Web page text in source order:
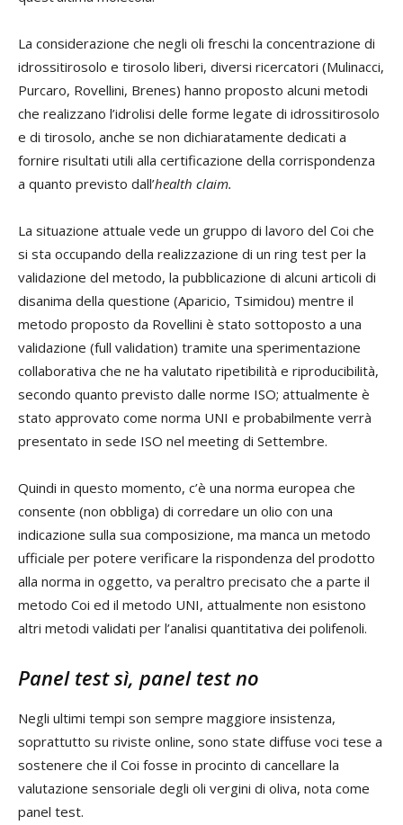
La considerazione che negli oli freschi la concentrazione di
idrossitirosolo e tirosolo liberi, diversi ricercatori (Mulinacci,
Purcaro, Rovellini, Brenes) hanno proposto alcuni metodi
che realizzano l’idrolisi delle forme legate di idrossitirosolo
e di tirosolo, anche se non dichiaratamente dedicati a
fornire risultati utili alla certificazione della corrispondenza
a quanto previsto dall’health claim.
La situazione attuale vede un gruppo di lavoro del Coi che
si sta occupando della realizzazione di un ring test per la
validazione del metodo, la pubblicazione di alcuni articoli di
disanima della questione (Aparicio, Tsimidou) mentre il
metodo proposto da Rovellini è stato sottoposto a una
validazione (full validation) tramite una sperimentazione
collaborativa che ne ha valutato ripetibilità e riproducibilità,
secondo quanto previsto dalle norme ISO; attualmente è
stato approvato come norma UNI e probabilmente verrà
presentato in sede ISO nel meeting di Settembre.
Quindi in questo momento, c’è una norma europea che
consente (non obbliga) di corredare un olio con una
indicazione sulla sua composizione, ma manca un metodo
ufficiale per potere verificare la rispondenza del prodotto
alla norma in oggetto, va peraltro precisato che a parte il
metodo Coi ed il metodo UNI, attualmente non esistono
altri metodi validati per l’analisi quantitativa dei polifenoli.
Panel test sì, panel test no
Negli ultimi tempi son sempre maggiore insistenza,
soprattutto su riviste online, sono state diffuse voci tese a
sostenere che il Coi fosse in procinto di cancellare la
valutazione sensoriale degli oli vergini di oliva, nota come
panel test.